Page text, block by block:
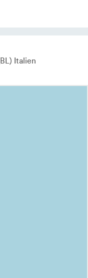
BL Italien